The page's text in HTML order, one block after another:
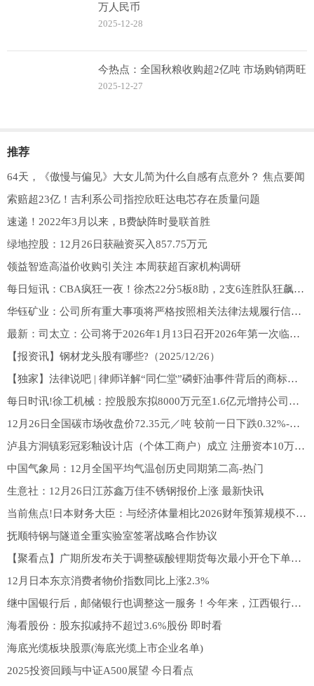
万人民币
2025-12-28
今热点：全国秋粮收购超2亿吨 市场购销两旺
2025-12-27
推荐
64天，《傲慢与偏见》大女儿简为什么自感有点意外？ 焦点要闻
索赔超23亿！吉利系公司指控欣旺达电芯存在质量问题
速递！2022年3月以来，B费缺阵时曼联首胜
绿地控股：12月26日获融资买入857.75万元
领益智造高溢价收购引关注 本周获超百家机构调研
每日短讯：CBA疯狂一夜！徐杰22分5板8助，2支6连胜队狂飙，最强黑马升前四
华钰矿业：公司所有重大事项将严格按照相关法律法规履行信息披露义务
最新：司太立：公司将于2026年1月13日召开2026年第一次临时股东会
【报资讯】钢材龙头股有哪些?（2025/12/26）
【独家】法律说吧 | 律师详解“同仁堂”磷虾油事件背后的商标风险
每日时讯!徐工机械：控股股东拟8000万元至1.6亿元增持公司股份
12月26日全国碳市场收盘价72.35元／吨 较前一日下跌0.32%-今日热闻
泸县方洞镇彩冠彩釉设计店（个体工商户）成立 注册资本10万人民币_观速讯
中国气象局：12月全国平均气温创历史同期第二高-热门
生意社：12月26日江苏鑫万佳不锈钢报价上涨 最新快讯
当前焦点!日本财务大臣：与经济体量相比2026财年预算规模不算太大
抚顺特钢与隧道全重实验室签署战略合作协议
【聚看点】广期所发布关于调整碳酸锂期货每次最小开仓下单数量、交易限额的通知
12月日本东京消费者物价指数同比上涨2.3%
继中国银行后，邮储银行也调整这一服务！今年来，江西银行、北京农商行等多家银行已纷纷出手
海看股份：股东拟减持不超过3.6%股份 即时看
海底光缆板块股票(海底光缆上市企业名单)
2025投资回顾与中证A500展望 今日看点